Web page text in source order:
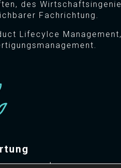
des
Fachrichtung .
Lifecylce
voran und